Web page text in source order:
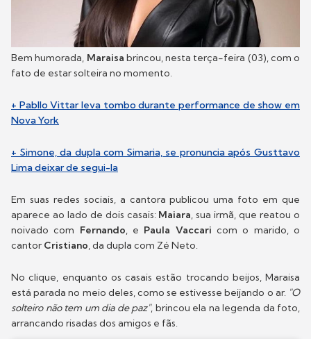
Bem humorada, Maraisa brincou, nesta terça-feira (03), com o
fato de estar solteira no momento.
+ Pabllo Vittar leva tombo durante performance de show em
Nova York
+ Simone, da dupla com Simaria, se pronuncia após Gusttavo
Lima deixar de segui-la
Em suas redes sociais, a cantora publicou uma foto em que
aparece ao lado de dois casais: Maiara, sua irmã, que reatou o
noivado com Fernando, e Paula Vaccaricom o marido, o
cantor Cristiano, da dupla com Zé Neto.
No clique, enquanto os casais estão trocando beijos, Maraisa
está parada no meio deles, como se estivesse beijando o ar."O
solteiro não tem um dia de paz", brincou ela na legenda da foto,
arrancando risadas dos amigos e fãs.